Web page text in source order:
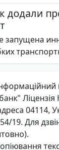
запущена
04114,
19. Для